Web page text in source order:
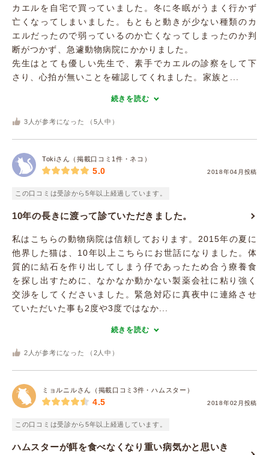
カエルを自宅で買っていました。冬に冬眠がうまく行かず
亡くなってしまいました。もともと動きが少ない種類のカ
エルだったので弱っているのか亡くなってしまったのか判
断がつかず、急遽動物病院にかかりました。
先生はとても優しい先生で、素手でカエルの診察をして下
さり、心拍が無いことを確認してくれました。家族と...
続きを読む
3 人が参考になった （ 5 人中）
Tokiさん（掲載口コミ1件・ネコ）
2018年04月投稿
5.0
この口コミは受診から5年以上経過しています。
10年の長きに渡って診ていただきました。
私はこちらの動物病院は信頼しております。2015年の夏に
他界した猫は、10年以上こちらにお世話になりました。体
質的に結石を作り出してしまう仔であったため合う療養食
を探し出すために、なかなか動かない製薬会社に粘り強く
交渉をしてくださいました。緊急対応に真夜中に連絡させ
ていただいた事も2度や3度ではなか...
続きを読む
2 人が参考になった （ 2 人中）
ミョルニルさん（掲載口コミ3件・ハムスター）
2018年02月投稿
4.5
この口コミは受診から5年以上経過しています。
ハムスターが餌を食べなくなり重い病気かと思いき